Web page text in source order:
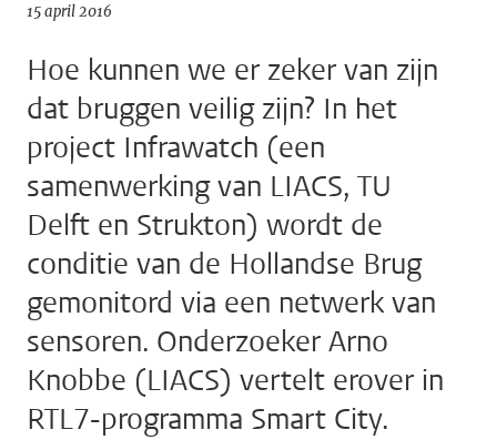
15 april 2016
Hoe kunnen we er zeker van zijn
dat bruggen veilig zijn? In het
project Infrawatch (een
samenwerking van LIACS, TU
Delft en Strukton) wordt de
conditie van de Hollandse Brug
gemonitord via een netwerk van
sensoren. Onderzoeker Arno
Knobbe (LIACS) vertelt erover in
RTL7-programma Smart City.